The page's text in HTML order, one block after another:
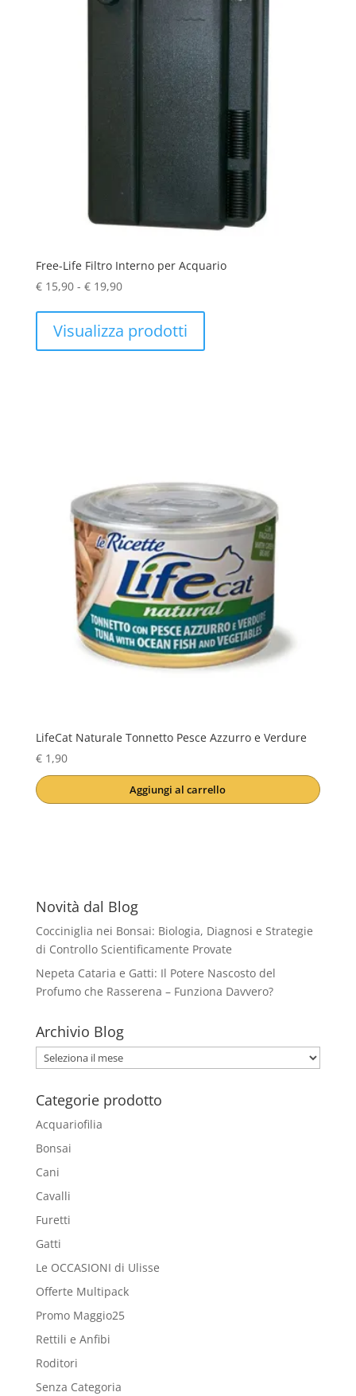
Free-Life Filtro Interno per Acquario
€15,90 - €19,90Fascia
da
Visualizza prodotti
LifeCat Naturale Tonnetto Pesce Azzurro e Verdure
€1,90
Aggiungi al carrello
Novità dal Blog
Cocciniglia nei Bonsai: Biologia, Diagnosi e Strategie
di Controllo Scientificamente Provate
Nepeta Cataria e Gatti: Il Potere Nascosto del
Profumo che Rasserena – Funziona Davvero?
Archivio Blog
Archivio
Blog
Categorie prodotto
Acquariofilia
Bonsai
Cani
Cavalli
Furetti
Gatti
Le OCCASIONI di Ulisse
Offerte Multipack
Promo Maggio25
Rettili e Anfibi
Roditori
Senza Categoria